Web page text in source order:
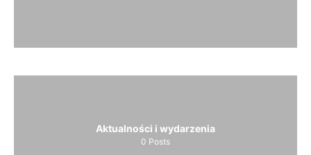
Aktualności i wydarzenia
0 Posts